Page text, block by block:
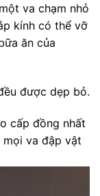
va chạm nhỏ
kính có thể vỡ
ăn của
được dẹp bỏ.
cấp đồng nhất
va đập vật